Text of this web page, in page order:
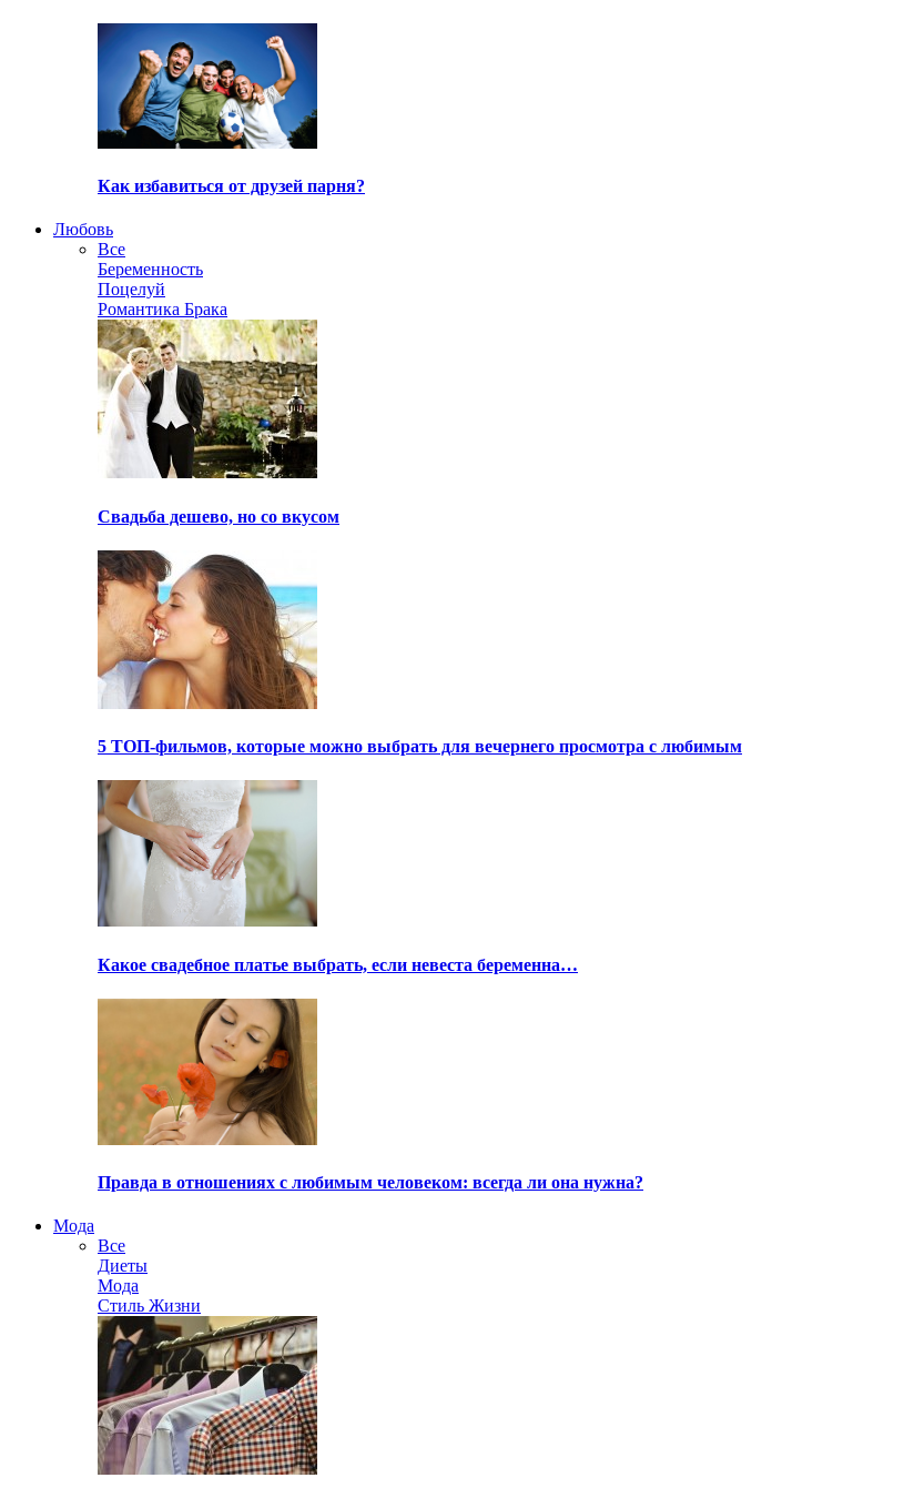
Как избавиться от друзей парня?
Любовь
Все
Беременность
Поцелуй
Романтика Брака
Свадьба дешево, но со вкусом
5 ТОП-фильмов, которые можно выбрать для вечернего просмотра с любимым
Какое свадебное платье выбрать, если невеста беременна…
Правда в отношениях с любимым человеком: всегда ли она нужна?
Мода
Все
Диеты
Мода
Стиль Жизни